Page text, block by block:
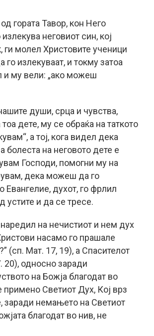
гората Тавор, кон Него
неговиот син, кој
молел Христовите ученици
излекуваат, и токму затоа
и му вели: „ако можеш
души, срца и чувства,
дете, му се обраќа на таткото
а тој, кога видел дека
болеста на неговото дете е
Господи, помогни му на
дека можеш да го
Евангелие, духот, го фрлил
устите и да се тресе.
на нечистиот и нем дух
насамо го прашале
(сп. Мат. 17, 19), а Спасителот
20), односно заради
на Божја благодат во
примено Светиот Дух, Кој врз
заради немањето на Светиот
благодат во нив, не